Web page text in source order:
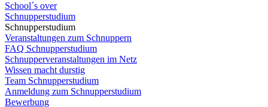
School´s over
Schnupperstudium
Schnupperstudium
Veranstaltungen zum Schnuppern
FAQ Schnupperstudium
Schnupperveranstaltungen im Netz
Wissen macht durstig
Team Schnupperstudium
Anmeldung zum Schnupperstudium
Bewerbung